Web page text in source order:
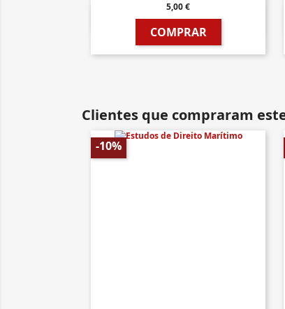
5,00 €
COMPRAR
 Vista rápida
Clientes que compraram
-10%